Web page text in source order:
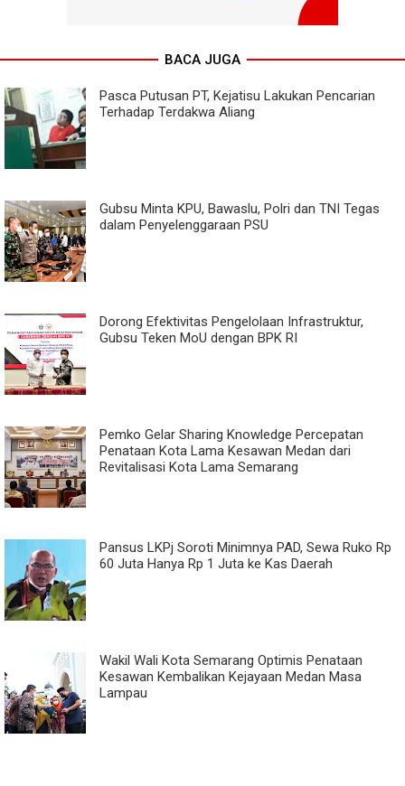
BACA JUGA
Pasca Putusan PT, Kejatisu Lakukan Pencarian
Terhadap Terdakwa Aliang
Gubsu Minta KPU, Bawaslu, Polri dan TNI Tegas
dalam Penyelenggaraan PSU
Dorong Efektivitas Pengelolaan Infrastruktur,
Gubsu Teken MoU dengan BPK RI
Pemko Gelar Sharing Knowledge Percepatan
Penataan Kota Lama Kesawan Medan dari
Revitalisasi Kota Lama Semarang
Pansus LKPj Soroti Minimnya PAD, Sewa Ruko Rp
60 Juta Hanya Rp 1 Juta ke Kas Daerah
Wakil Wali Kota Semarang Optimis Penataan
Kesawan Kembalikan Kejayaan Medan Masa
Lampau